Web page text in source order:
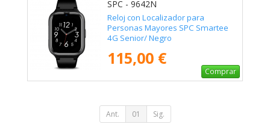
SPC - 9642N
Reloj con Localizador para
Personas Mayores SPC Smartee
4G Senior/ Negro
115,00 €
Comprar
Ant. 01 Sig.